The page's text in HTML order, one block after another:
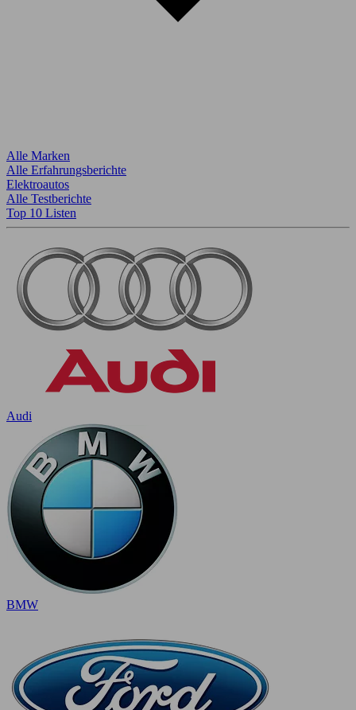
Alle Marken
Alle Erfahrungsberichte
Elektroautos
Alle Testberichte
Top 10 Listen
Audi
BMW